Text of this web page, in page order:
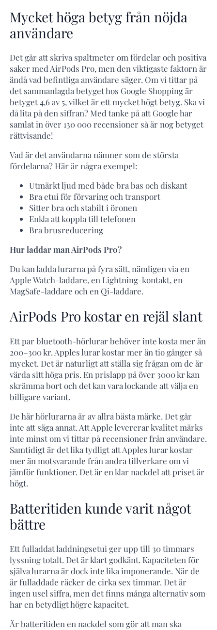
Mycket höga betyg från nöjda
användare
Det går att skriva spaltmeter om fördelar och positiva
saker med AirPods Pro, men den viktigaste faktorn är
ändå vad befintliga användare säger. Om vi tittar på
det sammanlagda betyget hos Google Shopping är
betyget 4,6 av 5, vilket är ett mycket högt betyg. Ska vi
då lita på den siffran? Med tanke på att Google har
samlat in över 130 000 recensioner så är nog betyget
rättvisande!
Vad är det användarna nämner som de största
fördelarna? Här är några exempel:
Utmärkt ljud med både bra bas och diskant
Bra etui för förvaring och transport
Sitter bra och stabilt i öronen
Enkla att koppla till telefonen
Bra brusreducering
Hur laddar man AirPods Pro?
Du kan ladda lurarna på fyra sätt, nämligen via en
Apple Watch-laddare, en Lightning-kontakt, en
MagSafe-laddare och en Qi-laddare.
AirPods Pro kostar en rejäl slant
Ett par bluetooth-hörlurar behöver inte kosta mer än
200–300 kr. Apples lurar kostar mer än tio gånger så
mycket. Det är naturligt att ställa sig frågan om de är
värda sitt höga pris. En prislapp på över 3000 kr kan
skrämma bort och det kan vara lockande att välja en
billigare variant.
De här hörlurarna är av allra bästa märke. Det går
inte att säga annat. Att Apple levererar kvalitet märks
inte minst om vi tittar på recensioner från användare.
Samtidigt är det lika tydligt att Apples lurar kostar
mer än motsvarande från andra tillverkare om vi
jämför funktioner. Det är en klar nackdel att priset är
högt.
Batteritiden kunde varit något
bättre
Ett fulladdat laddningsetui ger upp till 30 timmars
lyssning totalt. Det är klart godkänt. Kapaciteten för
själva lurarna är dock inte lika imponerande. När de
är fulladdade räcker de cirka sex timmar. Det är
ingen usel siffra, men det finns många alternativ som
har en betydligt högre kapacitet.
Är batteritiden en nackdel som gör att man ska